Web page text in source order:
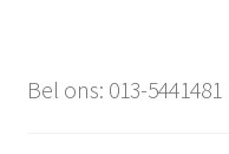
Bel ons: 013-5441481